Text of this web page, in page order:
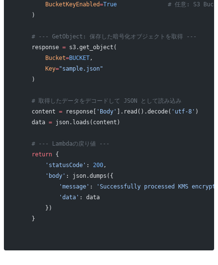
        BucketKeyEnabled
=True
# 任意: S3
    )
    # --- GetObject: 保存した暗号化オブジェクトを取得 ---
    response
= s3.get_object(
        Bucket
=BUCKET,
        Key
="sample.json"
    )
    # 取得したデータをデコードして JSON として読み込み
    content
= response[ 'Body' ].read().decode( 'utf-8' )
    data
= json.loads(content)
    # --- Lambdaの戻り値 ---
    return
{
        'statusCode'
: 200,
        'body'
: json.dumps({
            'message'
:
'Successfully processed KMS
            'data'
: data
        })
    }